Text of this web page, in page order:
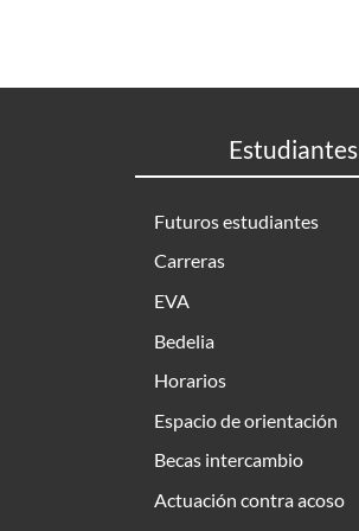
Estudiantes
Futuros estudiantes
Carreras
EVA
Bedelia
Horarios
Espacio de orientación
Becas intercambio
Actuación contra acoso